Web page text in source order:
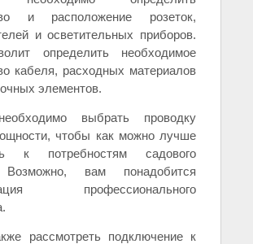
и расположение розеток,
и осветительных приборов.
определить необходимое
кабеля, расходных материалов
элементов.
выбрать проводку
чтобы как можно лучше
к потребностям садового
Возможно, вам понадобится
профессионального
рассмотреть подключение к